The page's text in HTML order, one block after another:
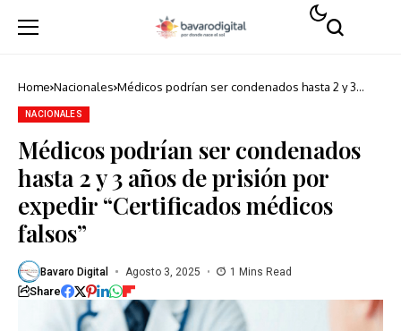
Home Nacionales Médicos podrían ser condenados hasta 2 y 3
NACIONALES
Médicos podrían ser condenados
hasta 2 y 3 años de prisión por
expedir “Certificados médicos
falsos”
Bavaro Digital Agosto 3, 2025 1 Mins Read
Share